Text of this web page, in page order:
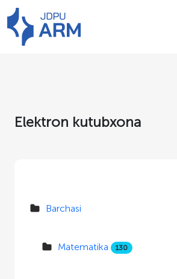
Elektron kutubxona
Barchasi
Matematika 130